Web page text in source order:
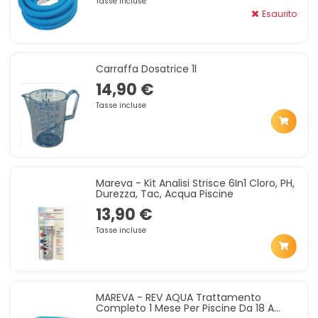
Esaurito
Carraffa Dosatrice 1l
14,90 €
Tasse incluse
Mareva - Kit Analisi Strisce 6In1 Cloro, PH,
Durezza, Tac, Acqua Piscine
13,90 €
Tasse incluse
MAREVA - REV AQUA Trattamento
Completo 1 Mese Per Piscine Da 18 A